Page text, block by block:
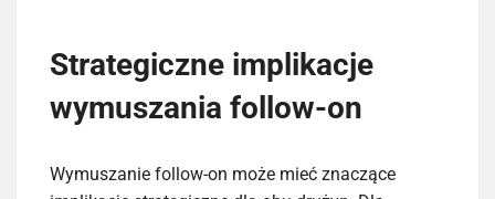
Strategiczne implikacje
wymuszania follow-on
Wymuszanie follow-on może mieć znaczące